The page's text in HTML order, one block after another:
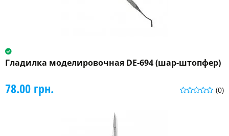
Гладилка моделировочная DE-694 (шар-штопфер)
(0)
78.00 грн.